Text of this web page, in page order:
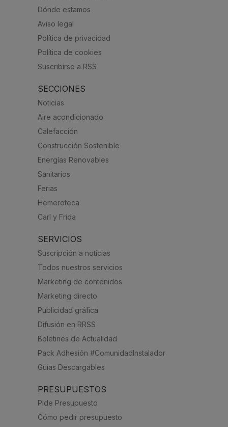
Dónde estamos
Aviso legal
Política de privacidad
Política de cookies
Suscribirse a RSS
SECCIONES
Noticias
Aire acondicionado
Calefacción
Construcción Sostenible
Energías Renovables
Sanitarios
Ferias
Hemeroteca
Carl y Frida
SERVICIOS
Suscripción a noticias
Todos nuestros servicios
Marketing de contenidos
Marketing directo
Publicidad gráfica
Difusión en RRSS
Boletines de Actualidad
Pack Adhesión #ComunidadInstalador
Guías Descargables
PRESUPUESTOS
Pide Presupuesto
Cómo pedir presupuesto